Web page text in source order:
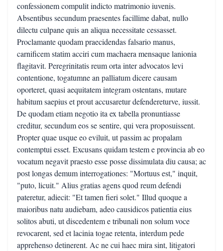
confessionem compulit indicto matrimonio iuvenis.
Absentibus secundum praesentes facillime dabat, nullo
dilectu culpane quis an aliqua necessitate cessasset.
Proclamante quodam praecidendas falsario manus,
carnificem statim acciri cum machaera mensaque lanionia
flagitavit. Peregrinitatis reum orta inter advocatos levi
contentione, togatumne an palliatum dicere causam
oporteret, quasi aequitatem integram ostentans, mutare
habitum saepius et prout accusaretur defendereturve, iussit.
De quodam etiam negotio ita ex tabella pronuntiasse
creditur, secundum eos se sentire, qui vera proposuissent.
Propter quae usque eo eviluit, ut passim ac propalam
contemptui esset. Excusans quidam testem e provincia ab eo
vocatum negavit praesto esse posse dissimulata diu causa; ac
post longas demum interrogationes: "Mortuus est," inquit,
"puto, licuit." Alius gratias agens quod reum defendi
pateretur, adiecit: "Et tamen fieri solet." Illud quoque a
maioribus natu audiebam, adeo causidicos patientia eius
solitos abuti, ut discedentem e tribunali non solum voce
revocarent, sed et lacinia togae retenta, interdum pede
apprehenso detinerent. Ac ne cui haec mira sint, litigatori